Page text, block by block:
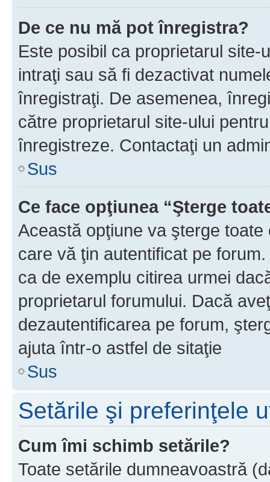
De ce nu mă pot înregistra?
Este posibil ca proprietarul
intraţi sau să fi dezactivat
înregistraţi. De asemenea,
către proprietarul site-ului
înregistreze. Contactaţi un
Sus
Ce face opţiunea “Şterge
Această opţiune va şterge
care vă ţin autentificat pe
ca de exemplu citirea urmei
proprietarul forumului. Dacă
dezautentificarea pe forum,
ajuta într-o astfel de sitaţie
Sus
Setările şi preferinţele
Cum îmi schimb setările?
Toate setările dumneavoastră